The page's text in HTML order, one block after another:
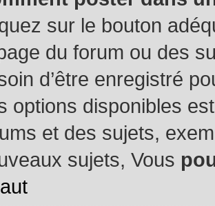
sur le bouton
du forum ou des
d’être enregistré
options disponibles
et des sujets,
sujets, Vous